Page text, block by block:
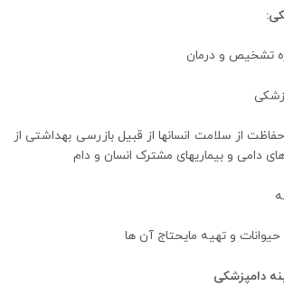
تشخیص و درمان
از سلامت انسانها از قبیل بازرسی بهداشتی از
دامی و بیماریهای مشترک انسان و دام
و تهیه مایحتاج آن ها
دامپزشکی